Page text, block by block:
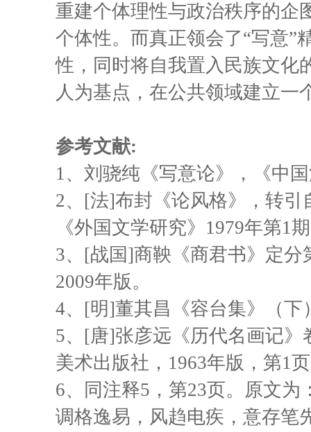
重建个体理性与政治秩序的企
个体性。而真正领会了“写意”
性，同时将自我置入民族文化
人为基点，在公共领域建立一
参考文献:
1、刘骁纯《写意论》，《中
2、[法]布封《论风格》，转引
《外国文学研究》1979年第1
3、[战国]商鞅《商君书》定
2009年版。
4、[明]董其昌《容台集》（下
5、[唐]张彦远《历代名画记
美术出版社，1963年版，第1
6、同注释5，第23页。原文
调格逸易，风趋电疾，意存笔